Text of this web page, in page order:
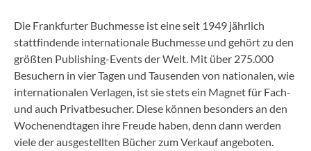
Die Frankfurter Buchmesse ist eine seit 1949 jährlich
stattfindende internationale Buchmesse und gehört zu den
größten Publishing-Events der Welt. Mit über 275.000
Besuchern in vier Tagen und Tausenden von nationalen, wie
internationalen Verlagen, ist sie stets ein Magnet für Fach-
und auch Privatbesucher. Diese können besonders an den
Wochenendtagen ihre Freude haben, denn dann werden
viele der ausgestellten Bücher zum Verkauf angeboten.